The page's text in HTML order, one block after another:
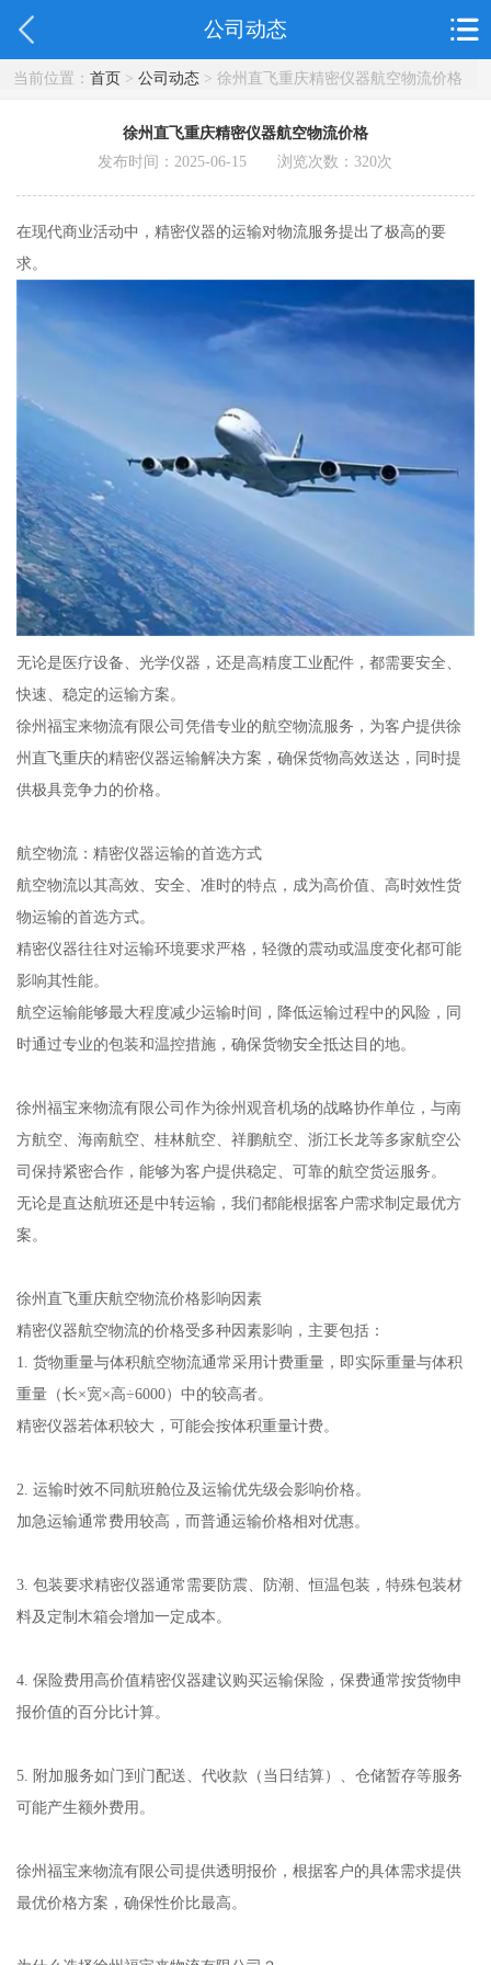
公司动态
当前位置： 首页> 公司动态> 徐州直飞重庆精密仪器航空物流价格
徐州直飞重庆精密仪器航空物流价格
发布时间：2025-06-15 浏览次数：320次
在现代商业活动中，精密仪器的运输对物流服务提出了极高的要
求。
无论是医疗设备、光学仪器，还是高精度工业配件，都需要安全、
快速、稳定的运输方案。
徐州福宝来物流有限公司凭借专业的航空物流服务，为客户提供徐
州直飞重庆的精密仪器运输解决方案，确保货物高效送达，同时提
供极具竞争力的价格。
航空物流：精密仪器运输的首选方式
航空物流以其高效、安全、准时的特点，成为高价值、高时效性货
物运输的首选方式。
精密仪器往往对运输环境要求严格，轻微的震动或温度变化都可能
影响其性能。
航空运输能够最大程度减少运输时间，降低运输过程中的风险，同
时通过专业的包装和温控措施，确保货物安全抵达目的地。
徐州福宝来物流有限公司作为徐州观音机场的战略协作单位，与南
方航空、海南航空、桂林航空、祥鹏航空、浙江长龙等多家航空公
司保持紧密合作，能够为客户提供稳定、可靠的航空货运服务。
无论是直达航班还是中转运输，我们都能根据客户需求制定最优方
案。
徐州直飞重庆航空物流价格影响因素
精密仪器航空物流的价格受多种因素影响，主要包括：
1. 货物重量与体积航空物流通常采用计费重量，即实际重量与体积
重量（长×宽×高÷6000）中的较高者。
精密仪器若体积较大，可能会按体积重量计费。
2. 运输时效不同航班舱位及运输优先级会影响价格。
加急运输通常费用较高，而普通运输价格相对优惠。
3. 包装要求精密仪器通常需要防震、防潮、恒温包装，特殊包装材
料及定制木箱会增加一定成本。
4. 保险费用高价值精密仪器建议购买运输保险，保费通常按货物申
报价值的百分比计算。
5. 附加服务如门到门配送、代收款（当日结算）、仓储暂存等服务
可能产生额外费用。
徐州福宝来物流有限公司提供透明报价，根据客户的具体需求提供
最优价格方案，确保性价比最高。